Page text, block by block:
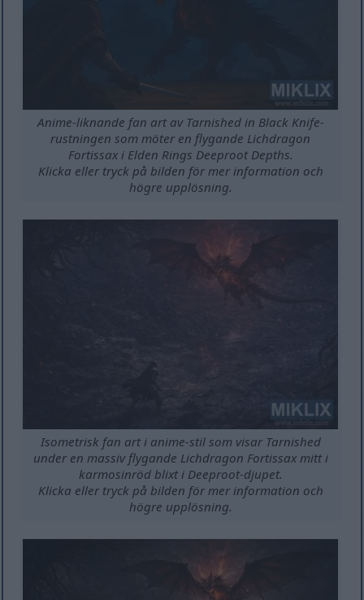
Anime-liknande fan art av Tarnished in Black Knife-
rustningen som möter en flygande Lichdragon
Fortissax i Elden Rings Deeproot Depths.
Klicka eller tryck på bilden för mer information och
högre upplösning.
Isometrisk fan art i anime-stil som visar Tarnished
under en massiv flygande Lichdragon Fortissax mitt i
karmosinröd blixt i Deeproot-djupet.
Klicka eller tryck på bilden för mer information och
högre upplösning.